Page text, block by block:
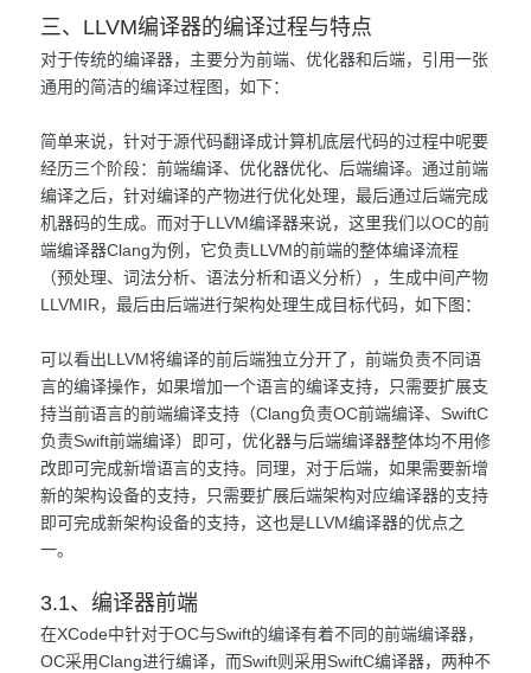
三、LLVM编译器的编译过程与特点
对于传统的编译器，主要分为前端、优化器和后端，引用一张
通用的简洁的编译过程图，如下：
简单来说，针对于源代码翻译成计算机底层代码的过程中呢要
经历三个阶段：前端编译、优化器优化、后端编译。通过前端
编译之后，针对编译的产物进行优化处理，最后通过后端完成
机器码的生成。而对于LLVM编译器来说，这里我们以OC的前
端编译器Clang为例，它负责LLVM的前端的整体编译流程
（预处理、词法分析、语法分析和语义分析），生成中间产物
LLVMIR，最后由后端进行架构处理生成目标代码，如下图：
可以看出LLVM将编译的前后端独立分开了，前端负责不同语
言的编译操作，如果增加一个语言的编译支持，只需要扩展支
持当前语言的前端编译支持（Clang负责OC前端编译、SwiftC
负责Swift前端编译）即可，优化器与后端编译器整体均不用修
改即可完成新增语言的支持。同理，对于后端，如果需要新增
新的架构设备的支持，只需要扩展后端架构对应编译器的支持
即可完成新架构设备的支持，这也是LLVM编译器的优点之
一。
3.1、编译器前端
在XCode中针对于OC与Swift的编译有着不同的前端编译器，
OC采用Clang进行编译，而Swift则采用SwiftC编译器，两种不